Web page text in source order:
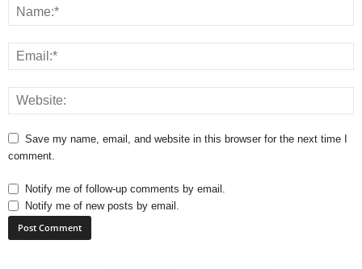
Save my name, email, and website in this browser for the next time I
comment.
Notify me of follow-up comments by email.
Notify me of new posts by email.